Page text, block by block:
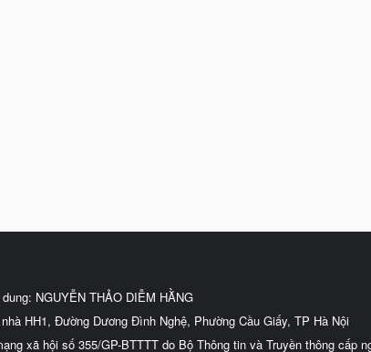
NGUYỄN THẢO DIỄM HẰNG
HH1, Đường Dương Đình Nghệ, Phường Cầu Giấy, TP Hà Nội
xã hội số 355/GP-BTTTT do Bộ Thông tin và Truyền thông cấp